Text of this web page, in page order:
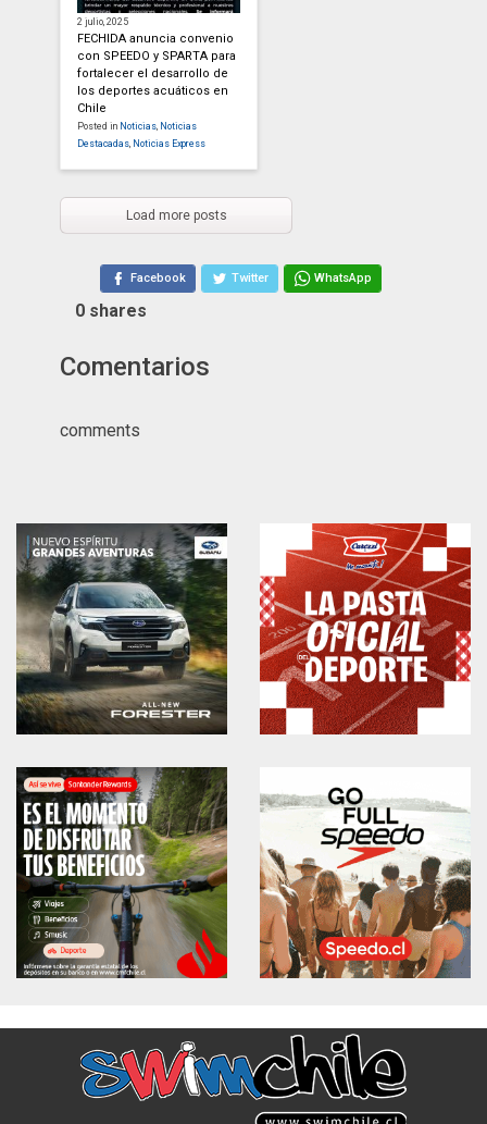
2 julio, 2025
FECHIDA anuncia convenio
con SPEEDO y SPARTA para
fortalecer el desarrollo de
los deportes acuáticos en
Chile
Posted in Noticias, Noticias
Destacadas, Noticias Express
Load more posts
Facebook Twitter WhatsApp
0 shares
Comentarios
comments